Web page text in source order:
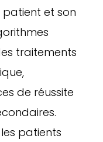
patient et son
traitements
de réussite
patients